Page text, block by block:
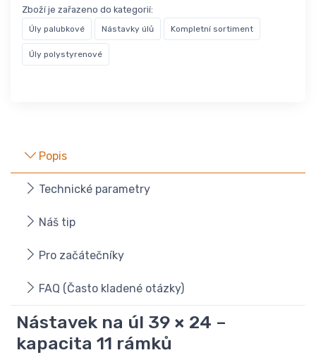
Zboží je zařazeno do kategorií:
Úly palubkové Nástavky úlů Kompletní sortiment
Úly polystyrenové
Popis
Technické parametry
Náš tip
Pro začátečníky
FAQ (Často kladené otázky)
Nástavek na úl 39 × 24 –
kapacita 11 rámků